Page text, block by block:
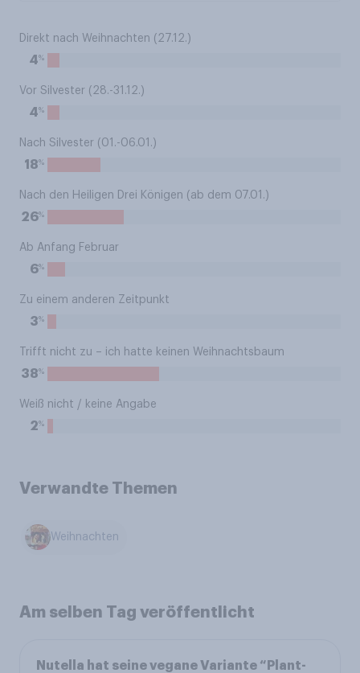
Direkt nach Weihnachten (27.12.)
4%
Vor Silvester (28.-31.12.)
4%
Nach Silvester (01.-06.01.)
18%
Nach den Heiligen Drei Königen (ab dem 07.01.)
26%
Ab Anfang Februar
6%
Zu einem anderen Zeitpunkt
3%
Trifft nicht zu – ich hatte keinen Weihnachtsbaum
38%
Weiß nicht / keine Angabe
2%
Verwandte Themen
Weihnachten
Am selben Tag veröffentlicht
Nutella hat seine vegane Variante “Plant-